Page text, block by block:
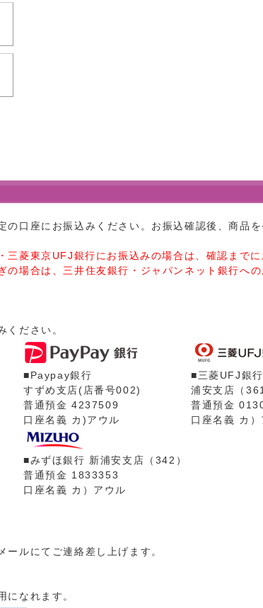
の口座にお振込みください。お振込確認後、商品
三菱東京UFJ銀行にお振込みの場合は、確認まで
の場合は、三井住友銀行・ジャパンネット銀行へ
ください。
■Paypay銀行
すずめ支店(店番号002)
普通預金 4237509
口座名義 カ)アウル
■三菱UFJ銀行
浦安支店（
普通預金
口座名義 カ）
■みずほ銀行 新浦安支店（342）
普通預金 1833353
口座名義 カ）アウル
ールにてご連絡差し上げます。
になれます。